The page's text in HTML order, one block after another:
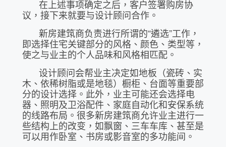
在上述事项确定之后，客户签署购房协
议，接下来就要与设计顾问合作。
新房建筑商负责进行所谓的“遴选”工作，
即选择住宅关键部分的风格、颜色、类型等，
使之与业主的个人品味和风格相匹配。
设计顾问会帮业主决定如地板（瓷砖、实
木、依稀树脂或是地毯）橱柜、台面等重要部
分的设计选择。此外，业主可能还会选择电
器、照明及卫浴配件、家庭自动化和安保系统
的线路布局。很多新房建筑商允许业主进行一
些结构上的改变，如飘窗、三车车库、甚至是
可以用作卧室、书房或影音室的多功能间。